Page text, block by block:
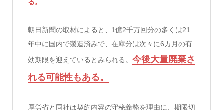
る。
朝日新聞の取材によると、1億2千万回分の多くは21
年中に国内で製造済みで、在庫分は次々に6カ月の有
効期限を迎えているとみられる。 今後大量廃棄さ
れる可能性もある。
厚労省と同社は契約内容の守秘義務を理由に、期限切